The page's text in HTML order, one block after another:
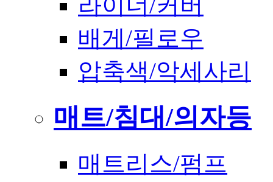
배게/필로우
압축색/악세사리
매트/침대/의자등
매트리스/펌프